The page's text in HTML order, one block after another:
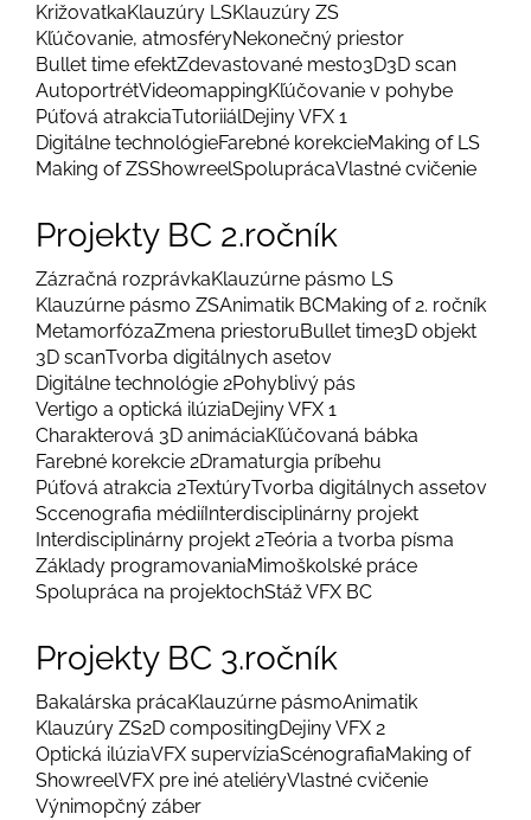
KrižovatkaKlauzúry LSKlauzúry ZS
Kľúčovanie, atmosféryNekonečný priestor
Bullet time efektZdevastované mesto3D3D scan
AutoportrétVideomappingKľúčovanie v pohybe
Púťová atrakciaTutoriiálDejiny VFX 1
Digitálne technológieFarebné korekcieMaking of LS
Making of ZSShowreelSpoluprácaVlastné cvičenie
Projekty BC 2.ročník
Zázračná rozprávkaKlauzúrne pásmo LS
Klauzúrne pásmo ZSAnimatik BCMaking of 2. ročník
MetamorfózaZmena priestoruBullet time3D objekt
3D scanTvorba digitálnych asetov
Digitálne technológie 2Pohyblivý pás
Vertigo a optická ilúziaDejiny VFX 1
Charakterová 3D animáciaKľúčovaná bábka
Farebné korekcie 2Dramaturgia príbehu
Púťová atrakcia 2TextúryTvorba digitálnych assetov
Sccenografia médiíInterdisciplinárny projekt
Interdisciplinárny projekt 2Teória a tvorba písma
Základy programovaniaMimoškolské práce
Spolupráca na projektochStáž VFX BC
Projekty BC 3.ročník
Bakalárska prácaKlauzúrne pásmoAnimatik
Klauzúry ZS2D compositingDejiny VFX 2
Optická ilúziaVFX supervíziaScénografiaMaking of
ShowreelVFX pre iné ateliéryVlastné cvičenie
Výnimopčný záber